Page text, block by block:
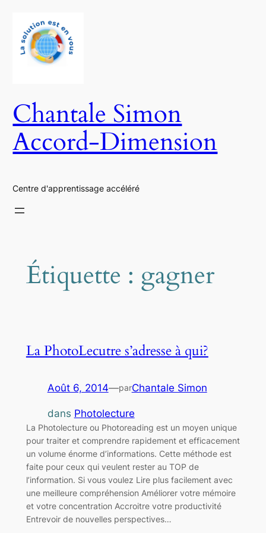
contenu
Chantale Simon
Accord-Dimension
Centre d'apprentissage accéléré
Étiquette : gagner
La PhotoLecutre s’adresse à qui?
Août 6, 2014—parChantale Simon
dans Photolecture
La Photolecture ou Photoreading est un moyen unique
pour traiter et comprendre rapidement et efficacement
un volume énorme d’informations. Cette méthode est
faite pour ceux qui veulent rester au TOP de
l’information. Si vous voulez Lire plus facilement avec
une meilleure compréhension Améliorer votre mémoire
et votre concentration Accroitre votre productivité
Entrevoir de nouvelles perspectives…